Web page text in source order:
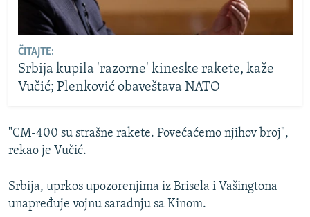
ČITAJTE:
Srbija kupila 'razorne' kineske rakete, kaže
Vučić; Plenković obaveštava NATO
"CM-400 su strašne rakete. Povećaćemo njihov broj",
rekao je Vučić.
Srbija, uprkos upozorenjima iz Brisela i Vašingtona
unapređuje vojnu saradnju sa Kinom.